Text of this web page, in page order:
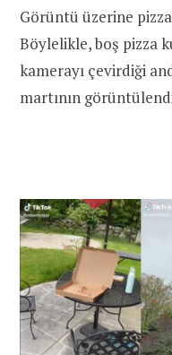
Görüntü üzerine
Böylelikle, boş pizza
kamerayı çevirdiği
martının